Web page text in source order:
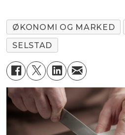
ØKONOMI OG MARKED
SELSTAD